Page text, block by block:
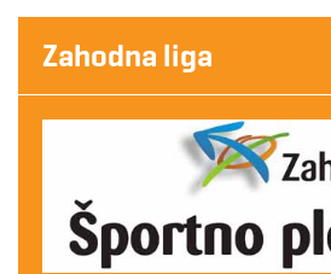
Zahodna liga